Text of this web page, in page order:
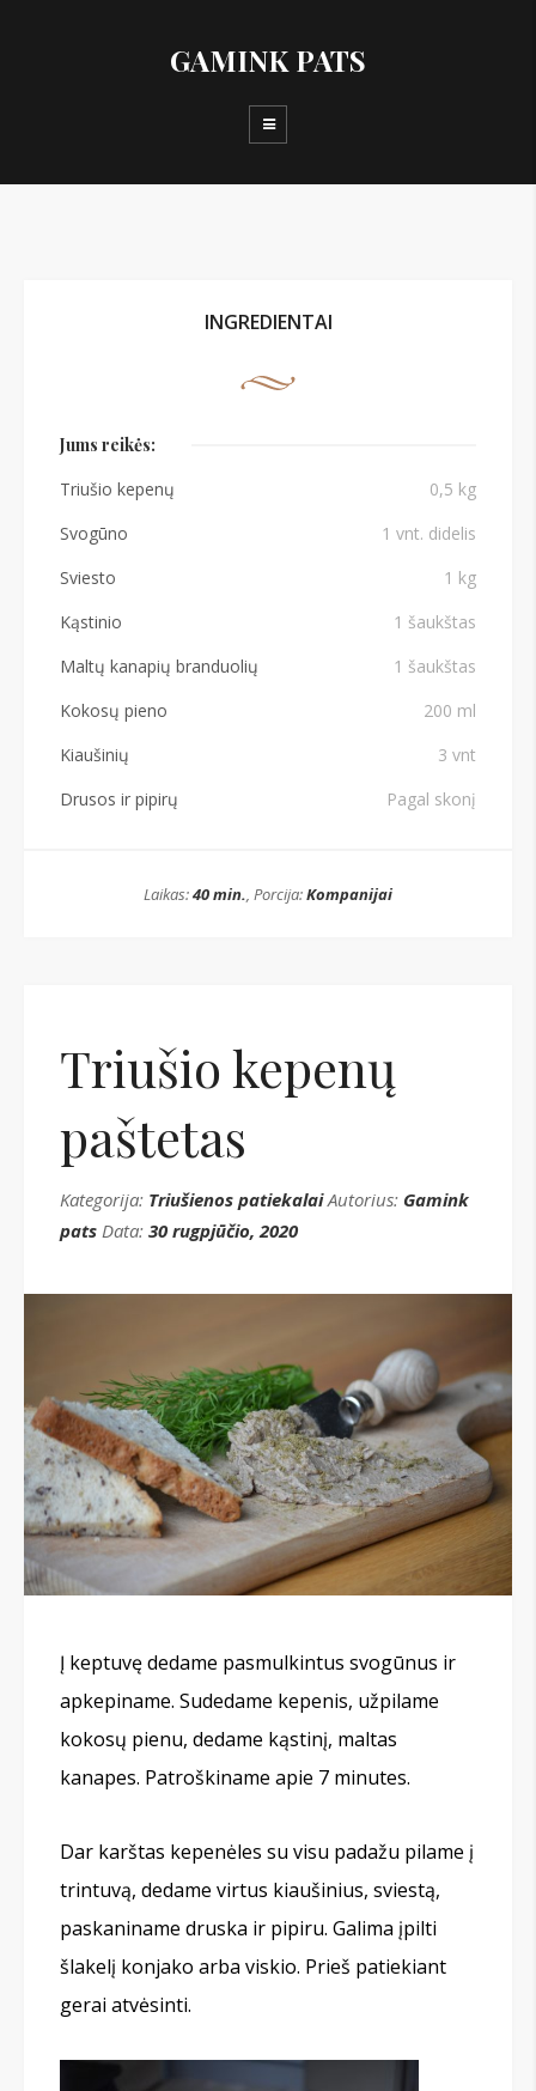
GAMINK PATS
INGREDIENTAI
Jums reikės:
Triušio kepenų
0,5 kg
Svogūno
1 vnt. didelis
Sviesto
1 kg
Kąstinio
1 šaukštas
Maltų kanapių branduolių
1 šaukštas
Kokosų pieno
200 ml
Kiaušinių
3 vnt
Drusos ir pipirų
Pagal skonį
Laikas:40 min., Porcija:Kompanijai
Triušio kepenų
paštetas
Kategorija: Triušienos patiekalaiAutorius: Gamink
pats Data: 30 rugpjūčio, 2020
Į keptuvę dedame pasmulkintus svogūnus ir
apkepiname. Sudedame kepenis, užpilame
kokosų pienu, dedame kąstinį, maltas
kanapes. Patroškiname apie 7 minutes.
Dar karštas kepenėles su visu padažu pilame į
trintuvą, dedame virtus kiaušinius, sviestą,
paskaniname druska ir pipiru. Galima įpilti
šlakelį konjako arba viskio. Prieš patiekiant
gerai atvėsinti.